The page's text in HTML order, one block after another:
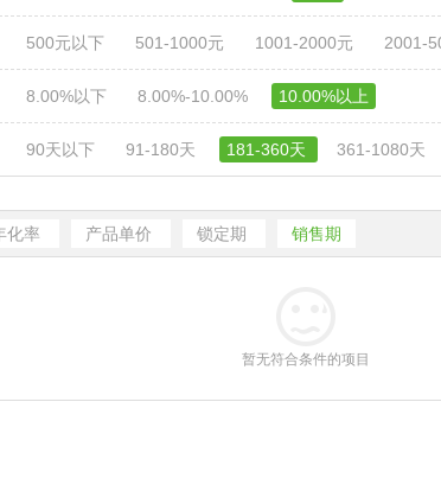
500元以下 501-1000元 1001-2000元 2001-
8.00%以下 8.00%-10.00% 10.00%以上
90天以下 91-180天 181-360天 361-1080天
化率 产品单价 锁定期 销售期
暂无符合条件的项目